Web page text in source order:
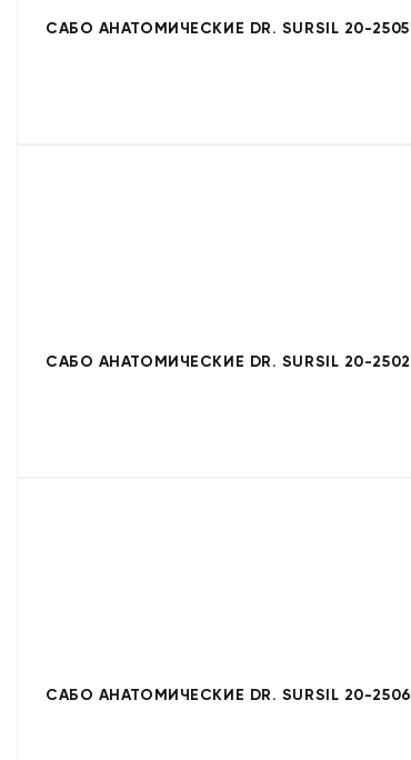
САБО АНАТОМИЧЕСКИЕ DR. SURSIL 20-2505
САБО АНАТОМИЧЕСКИЕ DR. SURSIL 20-2502
САБО АНАТОМИЧЕСКИЕ DR. SURSIL 20-2506